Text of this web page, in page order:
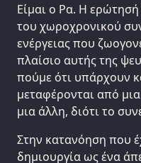
Είμαι ο Ρα. Η ερώτησή
του χωροχρονικού
ενέργειας που
πλαίσιο αυτής της
πούμε ότι υπάρχουν
μεταφέρονται από
μια άλλη, διότι το
Στην κατανόηση που
δημιουργία ως ένα